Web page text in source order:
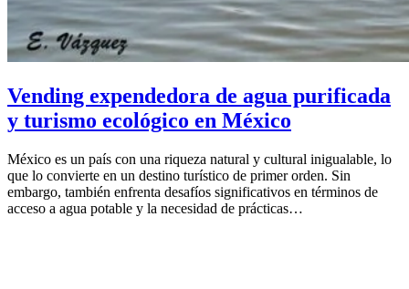
Vending expendedora de agua purificada
y turismo ecológico en México
México es un país con una riqueza natural y cultural inigualable, lo
que lo convierte en un destino turístico de primer orden. Sin
embargo, también enfrenta desafíos significativos en términos de
acceso a agua potable y la necesidad de prácticas…